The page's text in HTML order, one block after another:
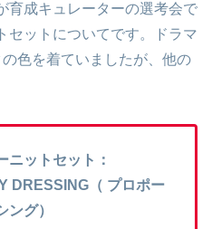
育成キュレーターの選考会で
セットについてです。ドラマ
色を着ていましたが、他の
ニットセット：
DRESSING（ プロポー
ング）